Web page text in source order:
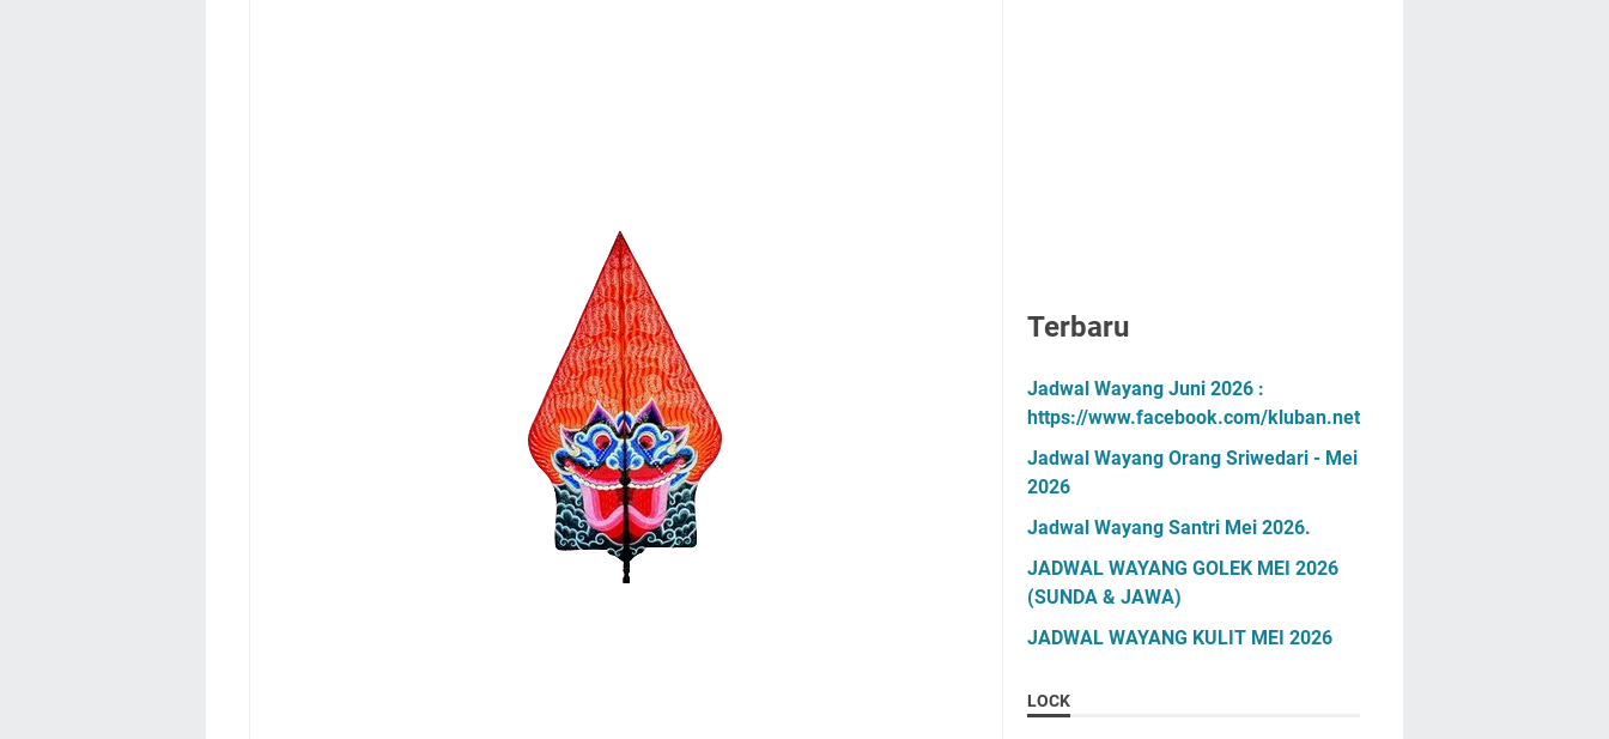
Terbaru
Jadwal Wayang Juni 2026 :
https://www.facebook.com/kluban.net
Jadwal Wayang Orang Sriwedari - Mei
2026
Jadwal Wayang Santri Mei 2026.
JADWAL WAYANG GOLEK MEI 2026
(SUNDA & JAWA)
JADWAL WAYANG KULIT MEI 2026
LOCK